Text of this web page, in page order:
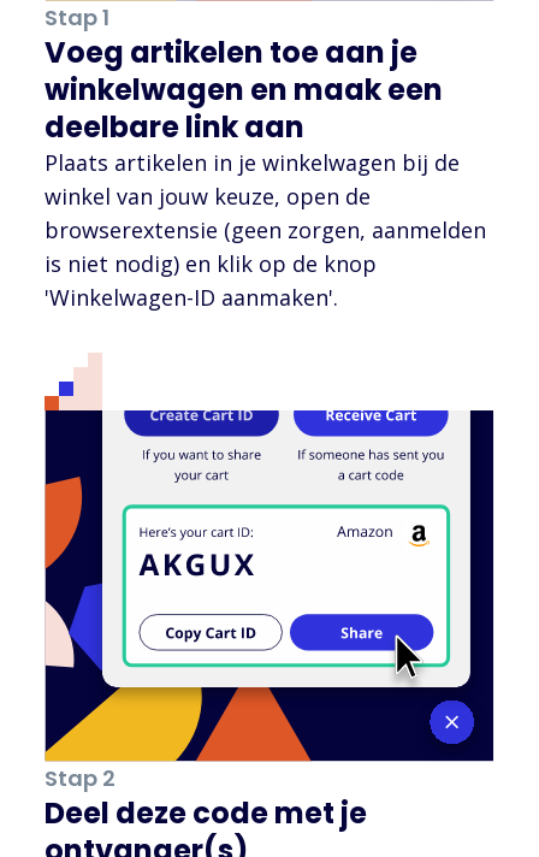
Stap 1
Voeg artikelen toe aan je
winkelwagen en maak een
deelbare link aan
Plaats artikelen in je winkelwagen bij de
winkel van jouw keuze, open de
browserextensie (geen zorgen, aanmelden
is niet nodig) en klik op de knop
'Winkelwagen-ID aanmaken'.
Stap 2
Deel deze code met je